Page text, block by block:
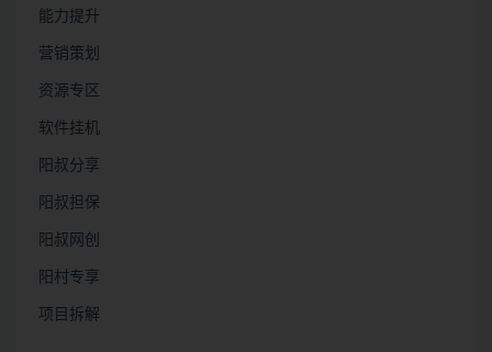
能力提升
营销策划
资源专区
软件挂机
阳叔分享
阳叔担保
阳叔网创
阳村专享
项目拆解